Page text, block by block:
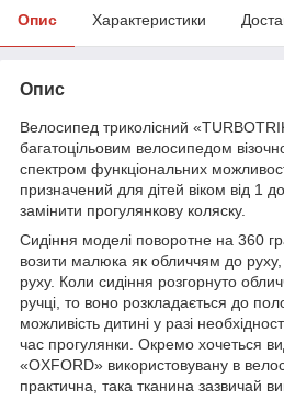
Опис Характеристики
Опис
Велосипед триколісний
багатоцільовим велосипедом
спектром функціональних
призначений для дітей віком від 1
замінити прогулянкову коляску.
Сидіння моделі поворотне на 360
возити малюка як обличчям до руху,
руху. Коли сидіння розгорнуто
ручці, то воно розкладається до
можливість дитині у разі
час прогулянки. Окремо хочеться
«OXFORD» використовувану в
практична, така тканина зазвичай